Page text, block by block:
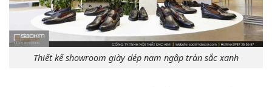
Thiết kế showroom giày dép nam ngập tràn sắc xanh